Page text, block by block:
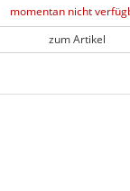
momentan nicht
zum Artikel